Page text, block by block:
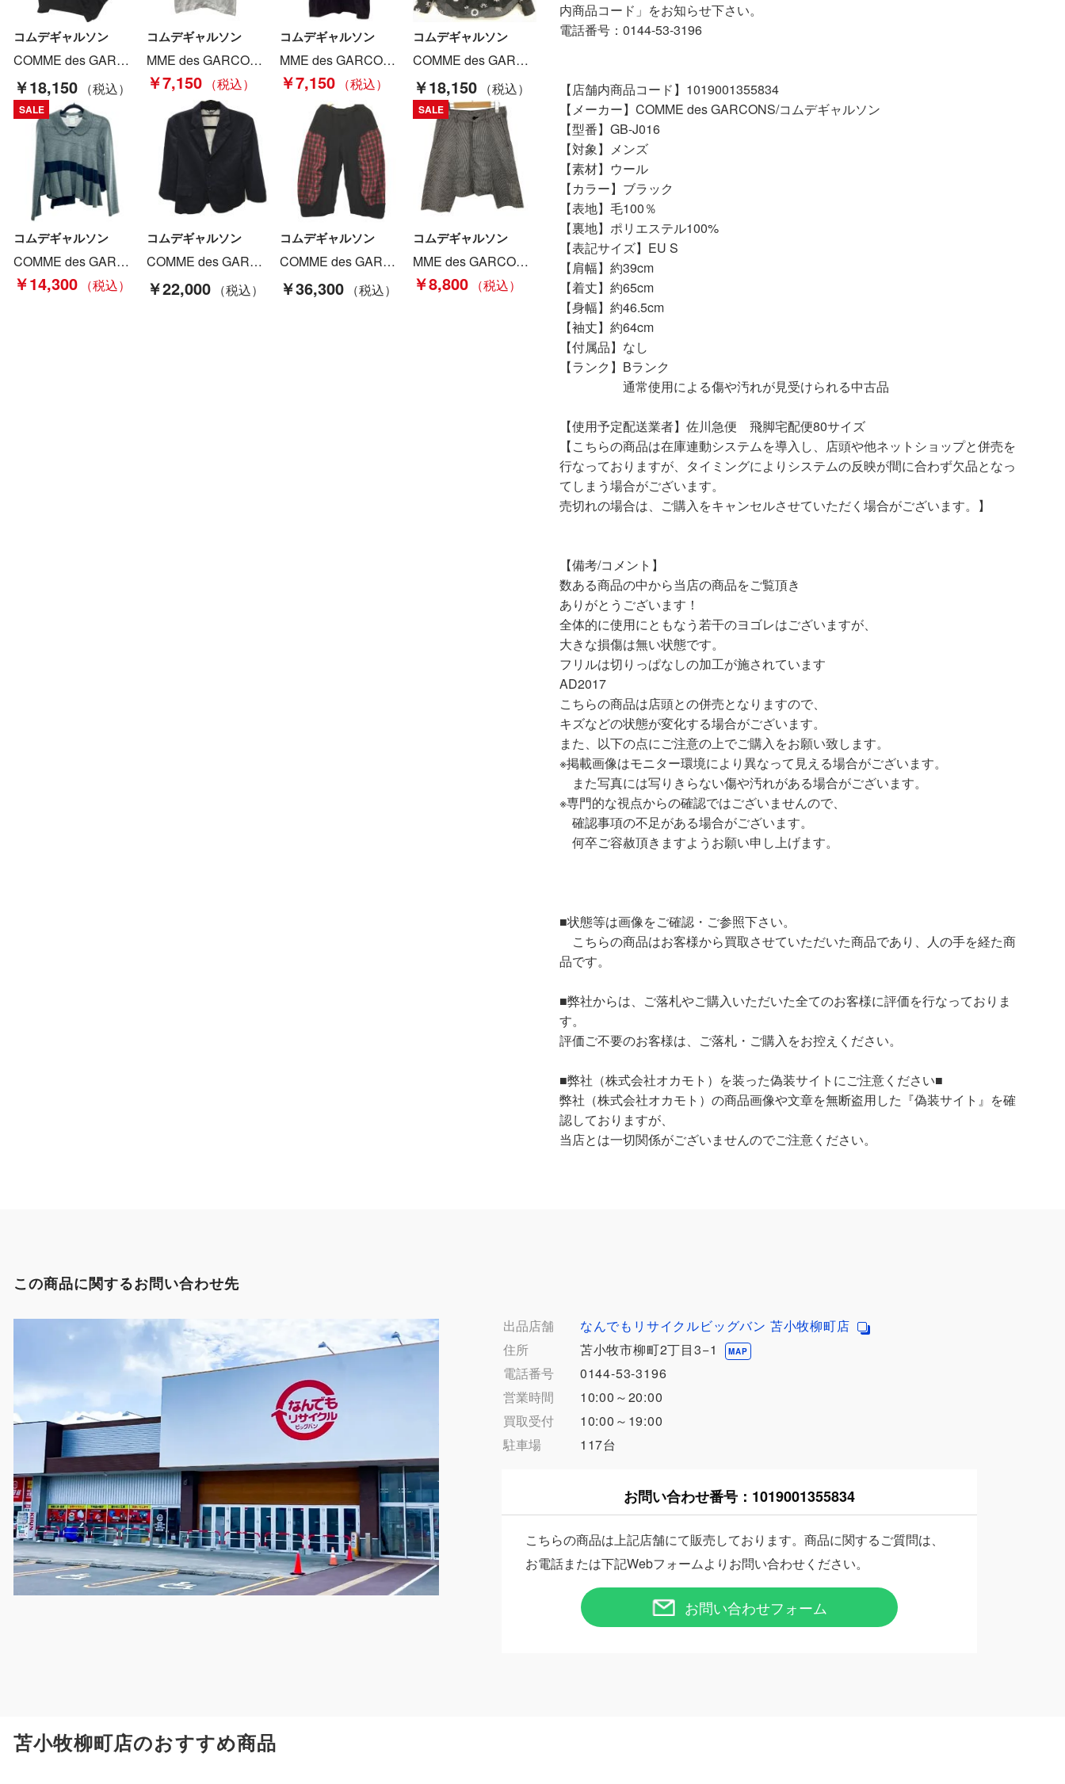
コムデギャルソン
COMME des GARCONS コムデギャルソン 変形Tシャツ 半袖 カットソー GK-T014 AD2022 ブラック Bランク
￥18,150
コムデギャルソン
MME des GARCONS コムデギャルソン レディース Tシャツ SIZE L AZ-T107 ホワイト Bランク
￥7,150
コムデギャルソン
MME des GARCONS コムデギャルソン レディース Tシャツ SIZE XS AZ-T337 ブラック Bランク
￥7,150
コムデギャルソン
COMME des GARCONS コムデギャルソン フリルブラウス AD2023 sizeS 1M-B013-052 ブラック Aランク
￥18,150
SALE
コムデギャルソン
COMME des GARCONS コムデギャルソン カットソー SSサイズ レディース グレー Bランク
￥14,300
コムデギャルソン
COMME des GARCONS コムデギャルソン ジャケット ネイビー オールシーズン SIZE S 1H-J005 ネイビー Bランク
￥22,000
コムデギャルソン
COMME des GARCONS コムデギャルソン パンツ SIZE XS 1L-P015 レッド×ブラック Bランク
￥36,300
SALE
コムデギャルソン
MME des GARCONS コムデギャルソン レディース ハーフパンツ SIZE XS グレー Bランク
￥8,800
内商品コード」をお知らせ下さい。
電話番号：0144-53-3196
【店舗内商品コード】1019001355834
【メーカー】COMME des GARCONS/コムデギャルソン
【型番】GB-J016
【対象】メンズ
【素材】ウール
【カラー】ブラック
【表地】毛100％
【裏地】ポリエステル100%
【表記サイズ】EU S
【肩幅】約39cm
【着丈】約65cm
【身幅】約46.5cm
【袖丈】約64cm
【付属品】なし
【ランク】Bランク
通常使用による傷や汚れが見受けられる中古品
【使用予定配送業者】佐川急便 飛脚宅配便80サイズ
【こちらの商品は在庫連動システムを導入し、店頭や他ネットショップと併売を
行なっておりますが、タイミングによりシステムの反映が間に合わず欠品となっ
てしまう場合がございます。
売切れの場合は、ご購入をキャンセルさせていただく場合がございます。】
【備考/コメント】
数ある商品の中から当店の商品をご覧頂き
ありがとうございます！
全体的に使用にともなう若干のヨゴレはございますが、
大きな損傷は無い状態です。
フリルは切りっぱなしの加工が施されています
AD2017
こちらの商品は店頭との併売となりますので、
キズなどの状態が変化する場合がございます。
また、以下の点にご注意の上でご購入をお願い致します。
※掲載画像はモニター環境により異なって見える場合がございます。
また写真には写りきらない傷や汚れがある場合がございます。
※専門的な視点からの確認ではございませんので、
確認事項の不足がある場合がございます。
何卒ご容赦頂きますようお願い申し上げます。
■状態等は画像をご確認・ご参照下さい。
こちらの商品はお客様から買取させていただいた商品であり、人の手を経た商
品です。
■弊社からは、ご落札やご購入いただいた全てのお客様に評価を行なっておりま
す。
評価ご不要のお客様は、ご落札・ご購入をお控えください。
■弊社（株式会社オカモト）を装った偽装サイトにご注意ください■
弊社（株式会社オカモト）の商品画像や文章を無断盗用した『偽装サイト』を確
認しておりますが、
当店とは一切関係がございませんのでご注意ください。
この商品に関するお問い合わせ先
出品店舗
なんでもリサイクルビッグバン 苫小牧柳町店
住所
苫小牧市柳町2丁目3−1 MAP
電話番号
0144-53-3196
営業時間
10:00～20:00
買取受付
10:00～19:00
駐車場
117台
お問い合わせ番号： 1019001355834
こちらの商品は上記店舗にて販売しております。商品に関するご質問は、
お電話または下記Webフォームよりお問い合わせください。
お問い合わせフォーム
苫小牧柳町店のおすすめ商品